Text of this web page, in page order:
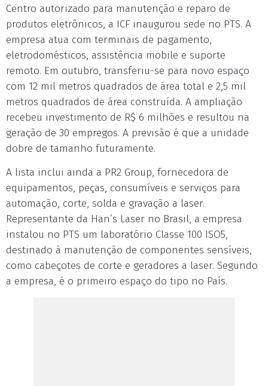
Centro autorizado para manutenção e reparo de
produtos eletrônicos, a ICF inaugurou sede no PTS. A
empresa atua com terminais de pagamento,
eletrodomésticos, assistência mobile e suporte
remoto. Em outubro, transferiu-se para novo espaço
com 12 mil metros quadrados de área total e 2,5 mil
metros quadrados de área construída. A ampliação
recebeu investimento de R$ 6 milhões e resultou na
geração de 30 empregos. A previsão é que a unidade
dobre de tamanho futuramente.
A lista inclui ainda a PR2 Group, fornecedora de
equipamentos, peças, consumíveis e serviços para
automação, corte, solda e gravação a laser.
Representante da Han’s Laser no Brasil, a empresa
instalou no PTS um laboratório Classe 100 ISO5,
destinado à manutenção de componentes sensíveis,
como cabeçotes de corte e geradores a laser. Segundo
a empresa, é o primeiro espaço do tipo no País.